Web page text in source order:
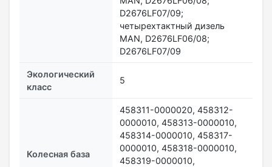
D2676LF07/09;
четырехтактный дизель
MAN, D2676LF06/08;
D2676LF07/09
Экологический
класс
5
Колесная база
458311-0000020, 458312-
0000010, 458313-0000010,
458314-0000010, 458317-
0000010, 458318-0000010,
458319-0000010,